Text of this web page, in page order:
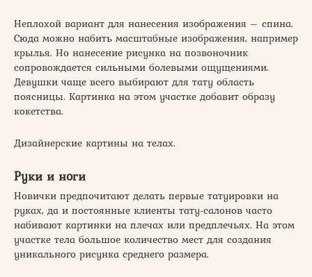
Неплохой вариант для нанесения изображения – спина.
Сюда можно набить масштабные изображения, например
крылья. Но нанесение рисунка на позвоночник
сопровождается сильными болевыми ощущениями.
Девушки чаще всего выбирают для тату область
поясницы. Картинка на этом участке добавит образу
кокетства.
Дизайнерские картины на телах.
Руки и ноги
Новички предпочитают делать первые татуировки на
руках, да и постоянные клиенты тату-салонов часто
набивают картинки на плечах или предплечьях. На этом
участке тела большое количество мест для создания
уникального рисунка среднего размера.